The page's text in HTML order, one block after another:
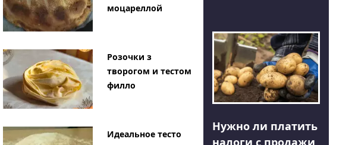
моцареллой
Розочки з
творогом и тестом
филло
Идеальное тесто
Нужно ли платить